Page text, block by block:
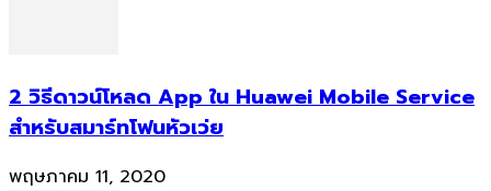
2 วิธีดาวน์โหลด App ใน Huawei Mobile Service
สำหรับสมาร์ทโฟนหัวเว่ย
พฤษภาคม 11, 2020